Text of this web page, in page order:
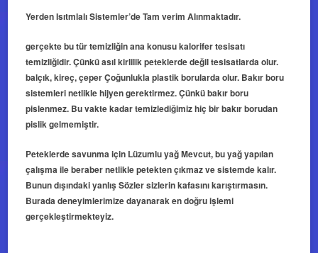
Yerden Isıtmlalı Sistemler’de Tam verim Alınmaktadır.
gerçekte bu tür temizliğin ana konusu kalorifer tesisatı
temizliğidir. Çünkü asıl kirlilik peteklerde değil tesisatlarda olur.
balçık, kireç, çeper Çoğunlukla plastik borularda olur. Bakır boru
sistemleri netlikle hijyen gerektirmez. Çünkü bakır boru
pislenmez. Bu vakte kadar temizlediğimiz hiç bir bakır borudan
pislik gelmemiştir.
Peteklerde savunma için Lüzumlu yağ Mevcut, bu yağ yapılan
çalışma ile beraber netlikle petekten çıkmaz ve sistemde kalır.
Bunun dışındaki yanlış Sözler sizlerin kafasını karıştırmasın.
Burada deneyimlerimize dayanarak en doğru işlemi
gerçekleştirmekteyiz.